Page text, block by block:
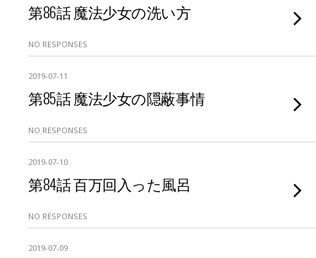
第86話 魔法少女の洗い方
NO RESPONSES
2019-07-11
第85話 魔法少女の隠蔽事情
NO RESPONSES
2019-07-10
第84話 百万回入った風呂
NO RESPONSES
2019-07-09